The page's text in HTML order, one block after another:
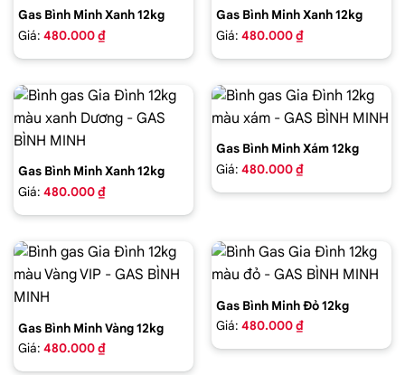
Gas Bình Minh Xanh 12kg
Giá: 480.000 ₫
Gas Bình Minh Xanh 12kg
Giá: 480.000 ₫
Gas Bình Minh Xanh 12kg
Giá: 480.000 ₫
Gas Bình Minh Xám 12kg
Giá: 480.000 ₫
Gas Bình Minh Vàng 12kg
Giá: 480.000 ₫
Gas Bình Minh Đỏ 12kg
Giá: 480.000 ₫